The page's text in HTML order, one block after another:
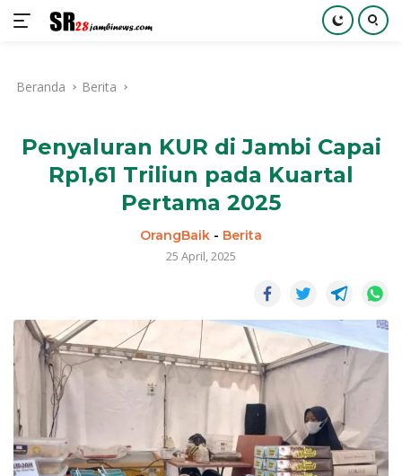
kontenBeranda Berita
Penyaluran KUR di Jambi Capai
Rp1,61 Triliun pada Kuartal
Pertama 2025
OrangBaik - Berita
25 April, 2025